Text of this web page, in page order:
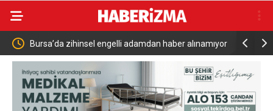
15 Bursa’da zihinsel engelli adamdan haber alınamıyor Türkiye
Savunma